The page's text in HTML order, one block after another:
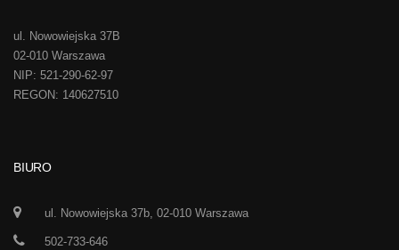
ul. Nowowiejska 37B
02-010 Warszawa
NIP: 521-290-62-97
REGON: 140627510
BIURO
ul. Nowowiejska 37b, 02-010 Warszawa
502-733-646